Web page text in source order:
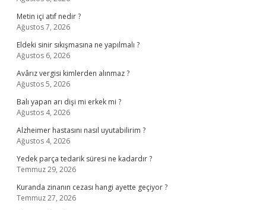
Metin içi atıf nedir ?
Ağustos 7, 2026
Eldeki sinir sıkışmasına ne yapılmalı ?
Ağustos 6, 2026
Avârız vergisi kimlerden alınmaz ?
Ağustos 5, 2026
Balı yapan arı dişi mi erkek mi ?
Ağustos 4, 2026
Alzheimer hastasını nasıl uyutabilirim ?
Ağustos 4, 2026
Yedek parça tedarik süresi ne kadardır ?
Temmuz 29, 2026
Kuranda zinanın cezası hangi ayette geçiyor ?
Temmuz 27, 2026